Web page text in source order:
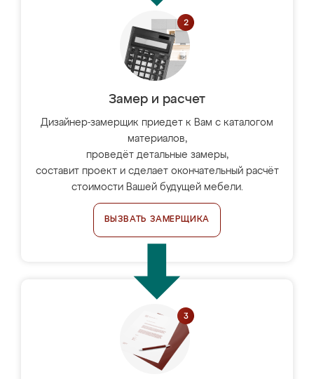
Замер и расчет
Дизайнер-замерщик приедет к Вам с каталогом
материалов,
проведёт детальные замеры,
составит проект и сделает окончательный расчёт
стоимости Вашей будущей мебели.
ВЫЗВАТЬ ЗАМЕРЩИКА